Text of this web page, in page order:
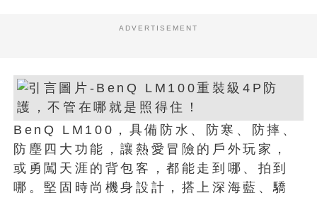
ADVERTISEMENT
BenQ LM100，具備防水、防寒、防摔、
防塵四大功能，讓熱愛冒險的戶外玩家，
或勇闖天涯的背包客，都能走到哪、拍到
哪。堅固時尚機身設計，搭上深海藍、驕